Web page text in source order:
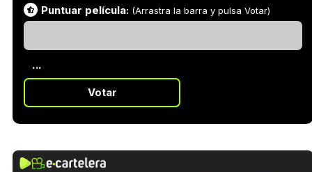
Puntuar película: (Arrastra la barra y pulsa Votar)
...
Votar